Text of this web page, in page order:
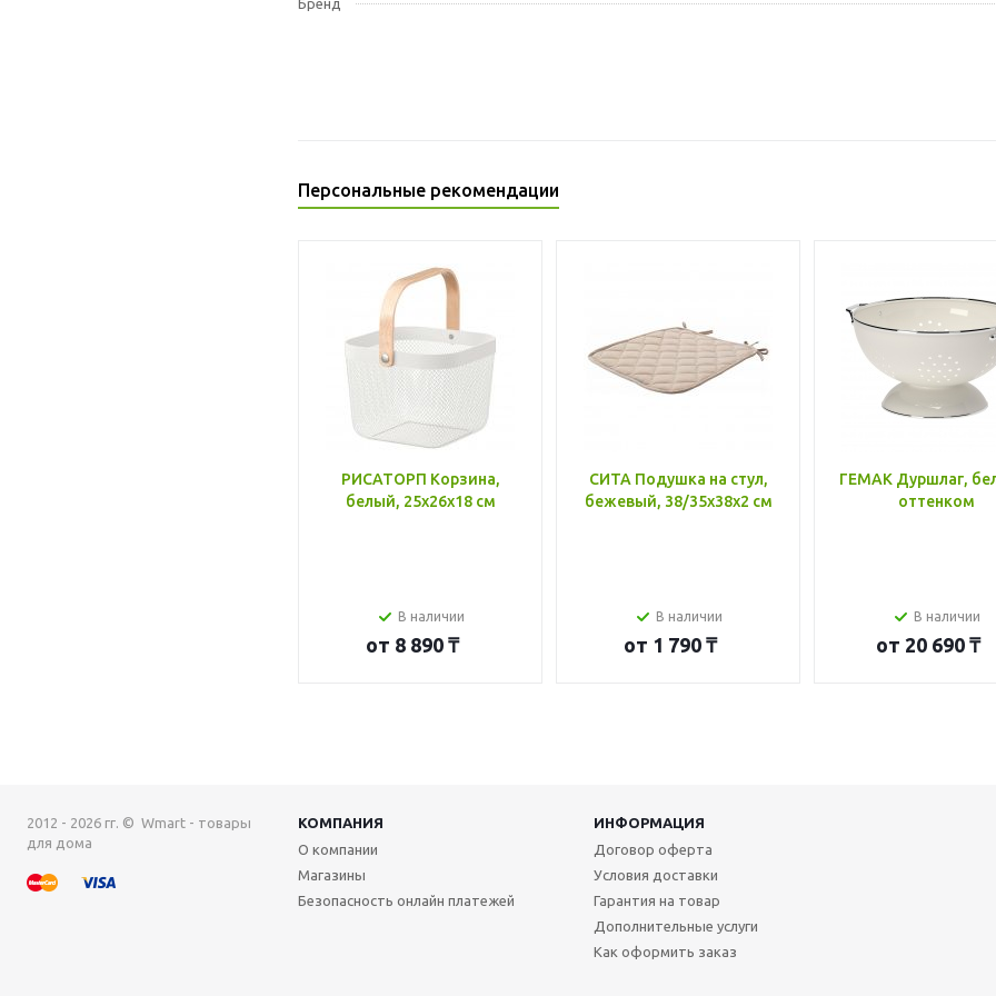
Бренд
Персональные рекомендации
РИСАТОРП Корзина,
белый, 25x26x18 см
В наличии
от 8 890 ₸
СИТА Подушка на стул,
бежевый, 38/35x38x2 см
В наличии
от 1 790 ₸
ГЕМАК Дуршлаг,
оттенком
В наличии
от 20 690 ₸
2012 - 2026 гг. © Wmart - товары
для дома
КОМПАНИЯ
ИНФОРМАЦИЯ
О компании
Магазины
Безопасность онлайн платежей
Договор оферта
Условия доставки
Гарантия на товар
Дополнительные услуги
Как оформить заказ